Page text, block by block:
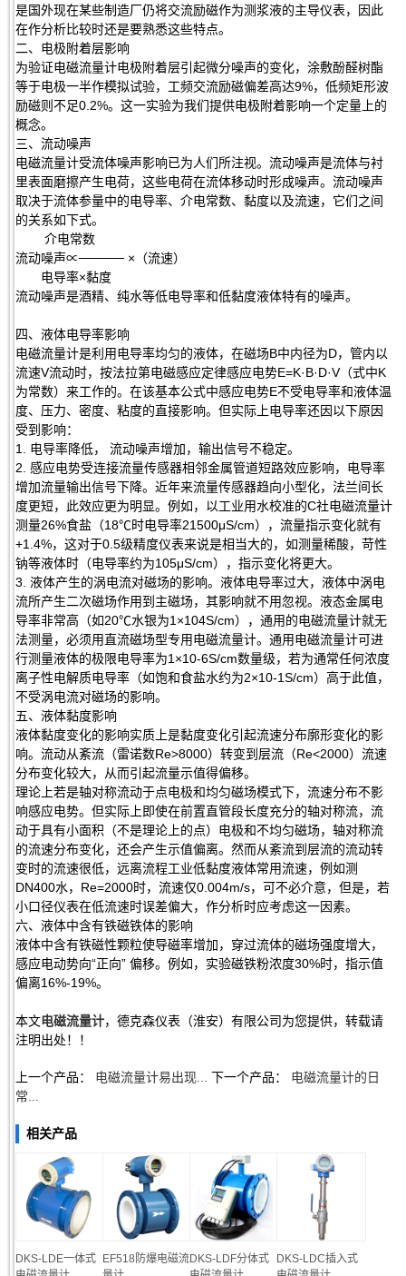
是国外现在某些制造厂仍将交流励磁作为测浆液的主导仪表，因此
在作分析比较时还是要熟悉这些特点。
二、电极附着层影响
为验证电磁流量计电极附着层引起微分噪声的变化，涂敷酚醛树酯
等于电极一半作模拟试验，工频交流励磁偏差高达9%，低频矩形波
励磁则不足0.2%。这一实验为我们提供电极附着影响一个定量上的
概念。
三、流动噪声
电磁流量计受流体噪声影响已为人们所注视。流动噪声是流体与衬
里表面磨擦产生电荷，这些电荷在流体移动时形成噪声。流动噪声
取决于流体参量中的电导率、介电常数、黏度以及流速，它们之间
的关系如下式。
介电常数
流动噪声∝───── ×（流速）
电导率×黏度
流动噪声是酒精、纯水等低电导率和低黏度液体特有的噪声。
四、液体电导率影响
电磁流量计是利用电导率均匀的液体，在磁场B中内径为D，管内以
流速V流动时，按法拉第电磁感应定律感应电势E=K·B·D·V（式中K
为常数）来工作的。在该基本公式中感应电势E不受电导率和液体温
度、压力、密度、粘度的直接影响。但实际上电导率还因以下原因
受到影响：
1. 电导率降低， 流动噪声增加，输出信号不稳定。
2. 感应电势受连接流量传感器相邻金属管道短路效应影响，电导率
增加流量输出信号下降。近年来流量传感器趋向小型化，法兰间长
度更短，此效应更为明显。例如，以工业用水校准的C社电磁流量计
测量26%食盐（18℃时电导率21500μS/cm），流量指示变化就有
+1.4%，这对于0.5级精度仪表来说是相当大的，如测量稀酸，苛性
钠等液体时（电导率约为105μS/cm），指示变化将更大。
3. 液体产生的涡电流对磁场的影响。液体电导率过大，液体中涡电
流所产生二次磁场作用到主磁场，其影响就不用忽视。液态金属电
导率非常高（如20℃水银为1×104S/cm），通用的电磁流量计就无
法测量，必须用直流磁场型专用电磁流量计。通用电磁流量计可进
行测量液体的极限电导率为1×10-6S/cm数量级，若为通常任何浓度
离子性电解质电导率（如饱和食盐水约为2×10-1S/cm）高于此值，
不受涡电流对磁场的影响。
五、液体黏度影响
液体黏度变化的影响实质上是黏度变化引起流速分布廓形变化的影
响。流动从紊流（雷诺数Re>8000）转变到层流（Re<2000）流速
分布变化较大，从而引起流量示值得偏移。
理论上若是轴对称流动于点电极和均匀磁场模式下，流速分布不影
响感应电势。但实际上即使在前置直管段长度充分的轴对称流，流
动于具有小面积（不是理论上的点）电极和不均匀磁场，轴对称流
的流速分布变化，还会产生示值偏离。然而从紊流到层流的流动转
变时的流速很低，远离流程工业低黏度液体常用流速，例如测
DN400水，Re=2000时，流速仅0.004m/s，可不必介意，但是，若
小口径仪表在低流速时误差偏大，作分析时应考虑这一因素。
六、液体中含有铁磁铁体的影响
液体中含有铁磁性颗粒使导磁率增加，穿过流体的磁场强度增大，
感应电动势向“正向” 偏移。例如，实验磁铁粉浓度30%时，指示值
偏离16%-19%。
本文电磁流量计，德克森仪表（淮安）有限公司为您提供，转载请
注明出处！！
上一个产品： 电磁流量计易出现... 下一个产品： 电磁流量计的日
常...
相关产品
DKS-LDE一体式
EF518防爆电磁流DKS-LDF分体式
DKS-LDC插入式